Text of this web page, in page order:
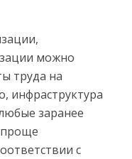
можно
труда на
инфраструктура
заранее
проще
с